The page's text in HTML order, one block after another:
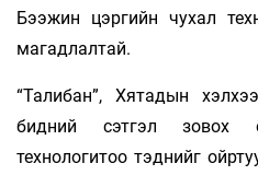
Бээжин цэргийн чухал
магадлалтай.
“Талибан”, Хятадын
бидний сэтгэл зовох
технологитоо тэднийг